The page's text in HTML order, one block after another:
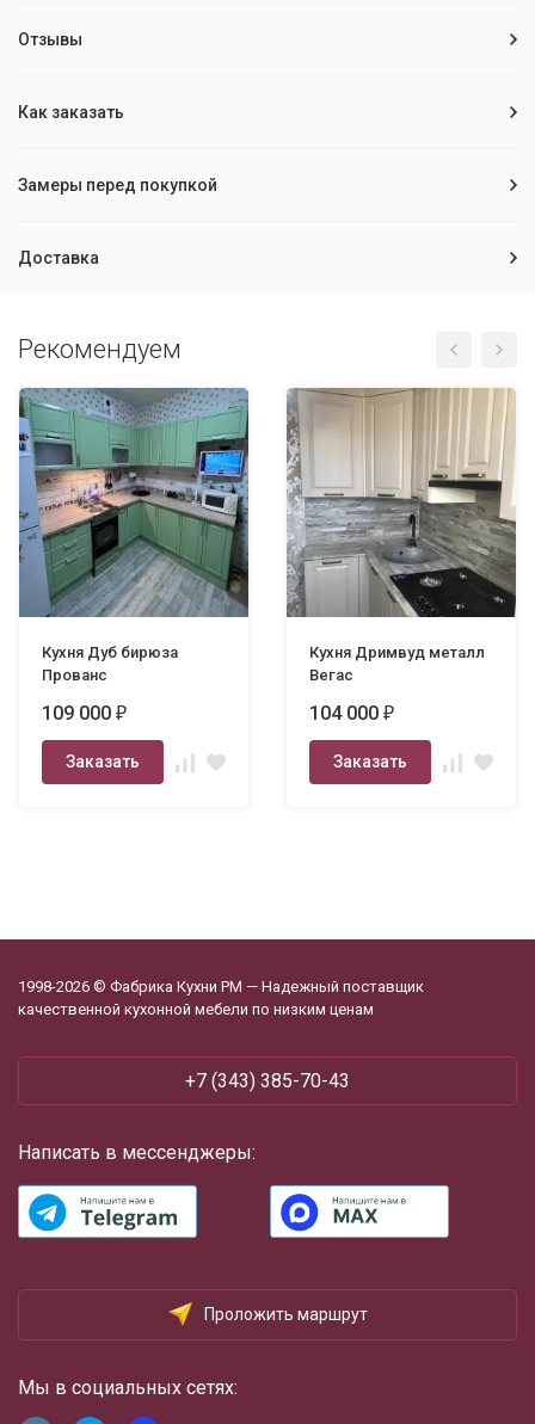
Отзывы
Как заказать
Замеры перед покупкой
Доставка
Рекомендуем
Кухня Дуб бирюза
Прованс
109 000 ₽
Заказать
Кухня Дримвуд металл
Вегас
104 000 ₽
Заказать
1998-2026 © Фабрика Кухни РМ — Надежный поставщик
качественной кухонной мебели по низким ценам
+7 (343) 385-70-43
Написать в мессенджеры:
Проложить маршрут
Мы в социальных сетях: